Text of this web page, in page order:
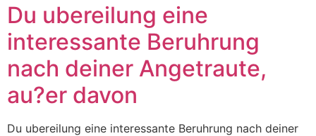
Du ubereilung eine
interessante Beruhrung
nach deiner Angetraute,
au?er davon
Du ubereilung eine interessante Beruhrung nach deiner